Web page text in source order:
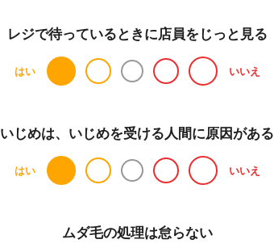
レジで待っているときに店員をじっと見る
はい いいえ
いじめは、いじめを受ける人間に原因がある
はい いいえ
ムダ毛の処理は怠らない